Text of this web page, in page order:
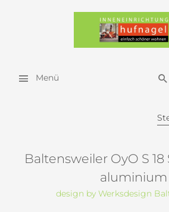
Menü
Baltensweiler OyO S
aluminium
design by Werksdesign